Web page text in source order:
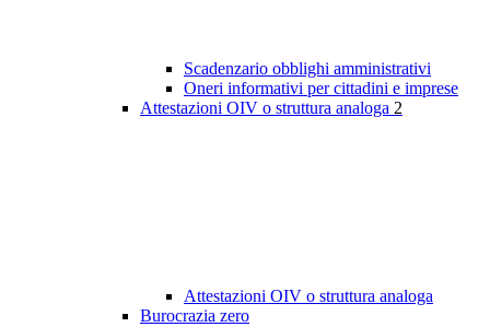
Scadenzario obblighi amministrativi
Oneri informativi per cittadini e imprese
Attestazioni OIV o struttura analoga 2
Attestazioni OIV o struttura analoga
Burocrazia zero